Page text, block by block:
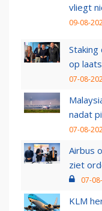
vliegt
09-08-
Staking
op
07-08-
nadat
07-08-
Airbus
ziet
07-
KLM